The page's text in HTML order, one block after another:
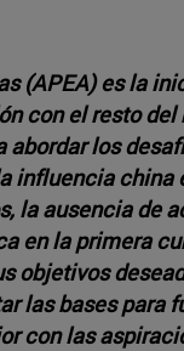
(APEA) es la
con el resto
abordar los
influencia china
la ausencia de
en la primera
objetivos
las bases para
con las